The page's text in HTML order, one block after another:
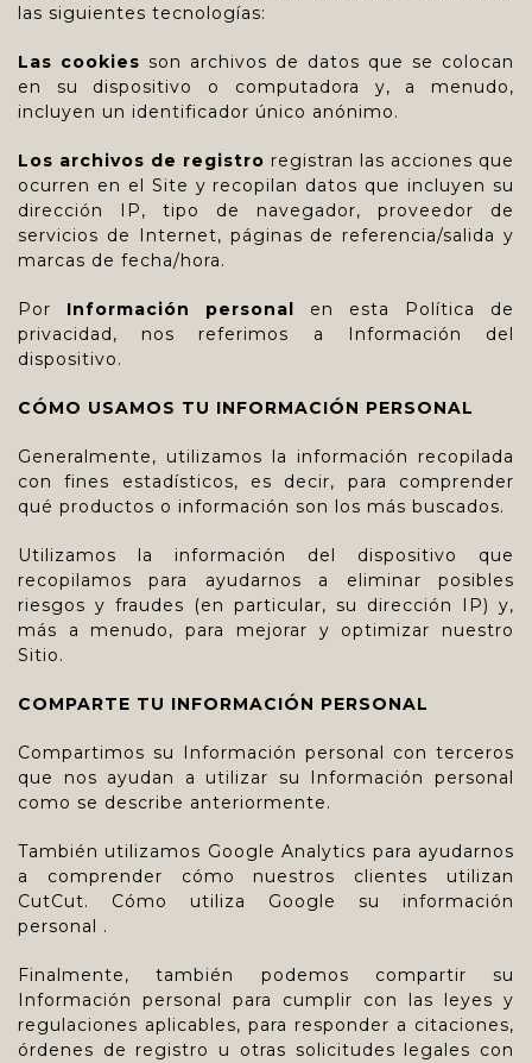
las siguientes tecnologías:
Las cookies son archivos de datos que se colocan
en su dispositivo o computadora y, a menudo,
incluyen un identificador único anónimo.
Los archivos de registro registran las acciones que
ocurren en el Site y recopilan datos que incluyen su
dirección IP, tipo de navegador, proveedor de
servicios de Internet, páginas de referencia/salida y
marcas de fecha/hora.
Por Información personal en esta Política de
privacidad, nos referimos a Información del
dispositivo.
CÓMO USAMOS TU INFORMACIÓN PERSONAL
Generalmente, utilizamos la información recopilada
con fines estadísticos, es decir, para comprender
qué productos o información son los más buscados.
Utilizamos la información del dispositivo que
recopilamos para ayudarnos a eliminar posibles
riesgos y fraudes (en particular, su dirección IP) y,
más a menudo, para mejorar y optimizar nuestro
Sitio.
COMPARTE TU INFORMACIÓN PERSONAL
Compartimos su Información personal con terceros
que nos ayudan a utilizar su Información personal
como se describe anteriormente.
También utilizamos Google Analytics para ayudarnos
a comprender cómo nuestros clientes utilizan
CutCut. Cómo utiliza Google su información
personal .
Finalmente, también podemos compartir su
Información personal para cumplir con las leyes y
regulaciones aplicables, para responder a citaciones,
órdenes de registro u otras solicitudes legales con